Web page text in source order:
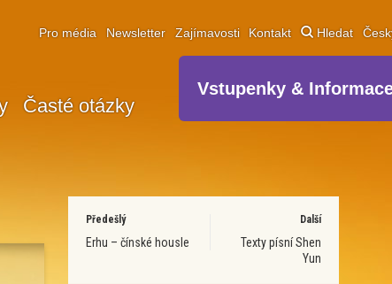
Časté otázky
Pro média Newsletter Zajímavosti Kontakt Hledat
Vstupenky &
Předešlý
Erhu – čínské housle
Další
Texty písní Shen
Yun